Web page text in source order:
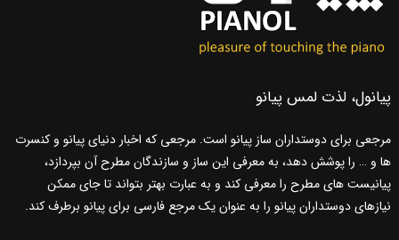
پیانول، لذت لمس پیانو
مرجعی برای دوستداران ساز پیانو است. مرجعی که اخبار دنیای پیانو و کنسرت
ها و … را پوشش دهد، به معرفی این ساز و سازندگان مطرح آن بپردازد،
پیانیست های مطرح را معرفی کند و به عبارت بهتر بتواند تا جای ممکن
نیازهای دوستداران پیانو را به عنوان یک مرجع فارسی برای پیانو برطرف کند.